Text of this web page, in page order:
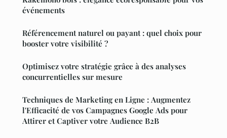
événements
Référencement naturel ou payant : quel choix pour
booster votre visibilité ?
Optimisez votre stratégie grâce à des analyses
concurrentielles sur mesure
Techniques de Marketing en Ligne : Augmentez
l'Efficacité de vos Campagnes Google Ads pour
Attirer et Captiver votre Audience B2B